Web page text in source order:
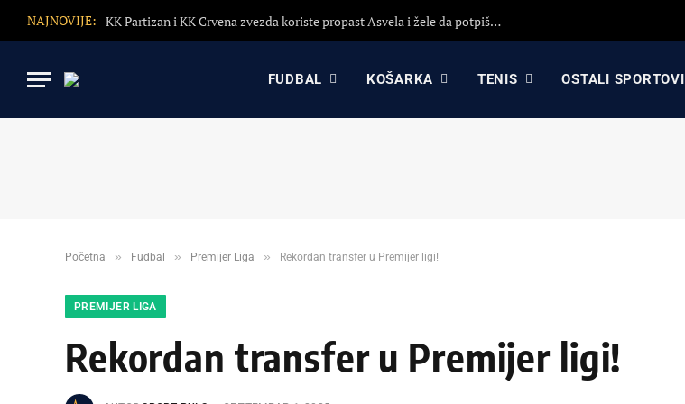
NAJNOVIJE: KK Partizan i KK Crvena zvezda koriste propast Asvela i žele da potpišu igrača sa ogromnim potencijalom?!
FUDBAL KOŠARKA TENIS OSTALI SPORTOVI
Početna » Fudbal » Premijer Liga » Rekordan transfer u Premijer ligi!
PREMIJER LIGA
Rekordan transfer u Premijer ligi!